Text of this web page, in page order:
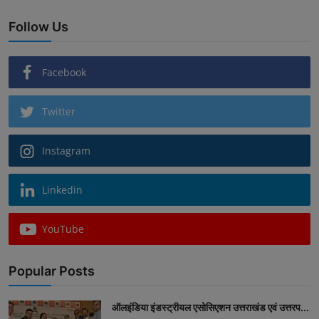
Follow Us
Facebook
Twitter
Instagram
Linkedin
YouTube
Popular Posts
ऑलइंडिया इंडस्ट्रीयल एसोसिएशन उत्तराखंड एवं उत्तरप...